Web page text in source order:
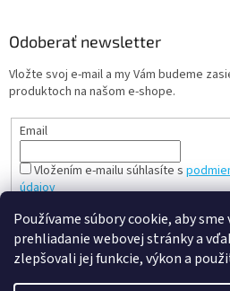
Používame súbory cookie, aby
prehliadanie webovej stránky a
zlepšovali jej funkcie, výkon a
Odoberať newsletter
Vložte svoj e-mail a my Vám budeme
produktoch na našom e-shope.
Email
Vložením e-mailu súhlasíte s
údajov
PRIHLÁSIŤ SA